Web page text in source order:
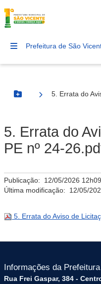
Prefeitura de São
Botão Menu
5. Errata do
5. Errata do
PE nº 24-
Publicação: 12/05/2026 12h09
Última modificação: 12/05/
5. Errata do Aviso de
Informações da Prefeitura
Rua Frei Gaspar, 384 -